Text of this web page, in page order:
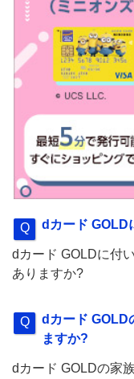
dカード GOLD
dカード GOLDに付
ありますか?
dカード GOLD
ますか?
dカード GOLDの家